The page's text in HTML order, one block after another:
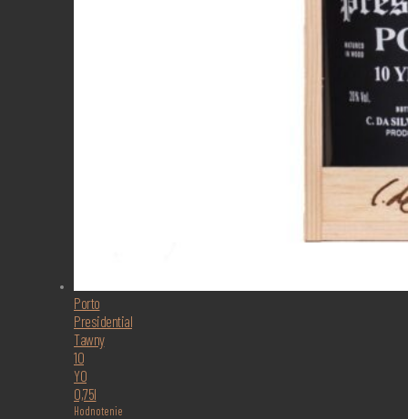
Porto
Presidential
Tawny
10
YO
0,75l
Hodnotenie